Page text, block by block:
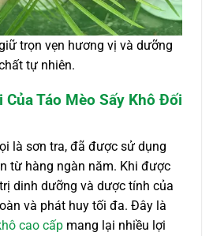
trọn vẹn hương vị và dưỡng
tự nhiên.
Của Táo Mèo Sấy Khô Đối
là sơn tra, đã được sử dụng
từ hàng ngàn năm. Khi được
dinh dưỡng và dược tính của
và phát huy tối đa. Đây là
cao cấp mang lại nhiều lợi